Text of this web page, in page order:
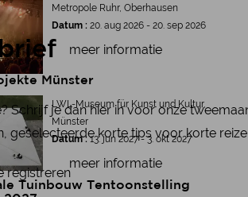
Metropole Ruhr, Oberhausen
Datum : 20. aug 2026 - 20. sep 2026
meer informatie
Münster
LWL-Museum für Kunst und Kultur,
Münster
Datum :13. jun 2027 - 3. okt 2027
meer informatie
Tuinbouw Tentoonstelling
Schrijf je dan hier in voor onze
geselecteerde korte tips voor korte
registreren